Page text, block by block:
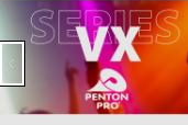
Previous